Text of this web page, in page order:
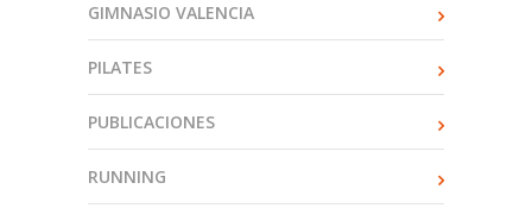
GIMNASIO VALENCIA
PILATES
PUBLICACIONES
RUNNING